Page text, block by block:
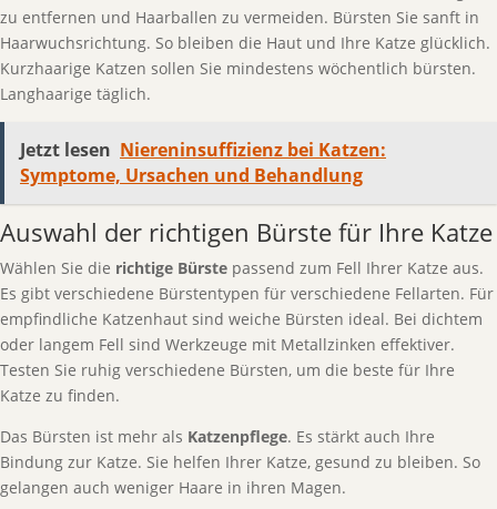
zu entfernen und Haarballen zu vermeiden. Bürsten Sie sanft in
Haarwuchsrichtung. So bleiben die Haut und Ihre Katze glücklich.
Kurzhaarige Katzen sollen Sie mindestens wöchentlich bürsten.
Langhaarige täglich.
Jetzt lesen Niereninsuffizienz bei Katzen:
Symptome, Ursachen und Behandlung
Auswahl der richtigen Bürste für Ihre Katze
Wählen Sie die richtige Bürste passend zum Fell Ihrer Katze aus.
Es gibt verschiedene Bürstentypen für verschiedene Fellarten. Für
empfindliche Katzenhaut sind weiche Bürsten ideal. Bei dichtem
oder langem Fell sind Werkzeuge mit Metallzinken effektiver.
Testen Sie ruhig verschiedene Bürsten, um die beste für Ihre
Katze zu finden.
Das Bürsten ist mehr als Katzenpflege. Es stärkt auch Ihre
Bindung zur Katze. Sie helfen Ihrer Katze, gesund zu bleiben. So
gelangen auch weniger Haare in ihren Magen.